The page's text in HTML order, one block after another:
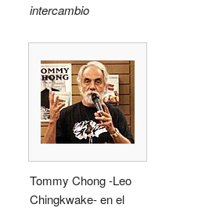
intercambio
Tommy Chong -Leo
Chingkwake- en el